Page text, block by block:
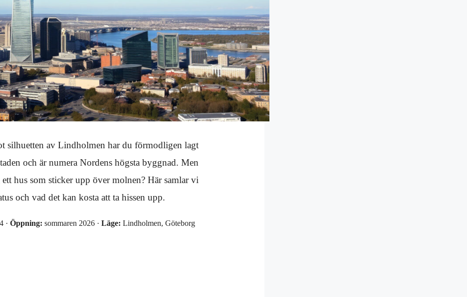
silhuetten av Lindholmen har du förmodligen lagt
och är numera Nordens högsta byggnad. Men
hus som sticker upp över molnen? Här samlar vi
och vad det kan kosta att ta hissen upp.
· Öppning: sommaren 2026 · Läge: Lindholmen, Göteborg